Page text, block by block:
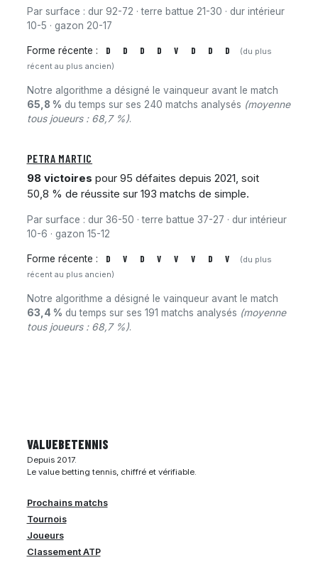
Par surface : dur 92-72 · terre battue 21-30 · dur intérieur
10-5 · gazon 20-17
Forme récente : D D D D V D D D
(du plus
récent au plus ancien)
Notre algorithme a désigné le vainqueur avant le match
65,8 % du temps sur ses 240 matchs analysés (moyenne
tous joueurs : 68,7 %).
PETRA MARTIC
98 victoires pour 95 défaites depuis 2021, soit
50,8 % de réussite sur 193 matchs de simple.
Par surface : dur 36-50 · terre battue 37-27 · dur intérieur
10-6 · gazon 15-12
Forme récente : D V D V V V D V
(du plus
récent au plus ancien)
Notre algorithme a désigné le vainqueur avant le match
63,4 % du temps sur ses 191 matchs analysés (moyenne
tous joueurs : 68,7 %).
VALUEBETENNIS
Depuis 2017.
Le value betting tennis, chiffré et vérifiable.
Prochains matchs
Tournois
Joueurs
Classement ATP